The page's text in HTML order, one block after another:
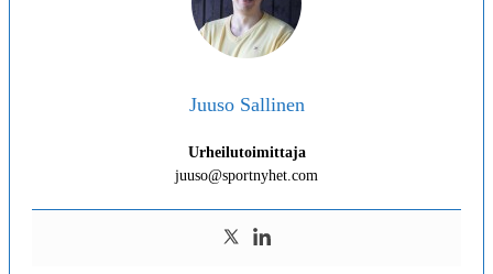
Juuso Sallinen
Urheilutoimittaja
juuso@sportnyhet.com